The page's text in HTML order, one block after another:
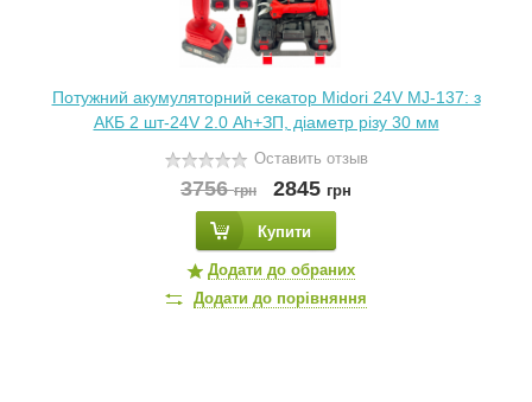
Потужний акумуляторний секатор Midori 24V MJ-137: з
АКБ 2 шт-24V 2.0 Аh+ЗП, діаметр різу 30 мм
Оставить отзыв
3756грн 2845 грн
Купити
Додати до обраних
Додати до порівняння